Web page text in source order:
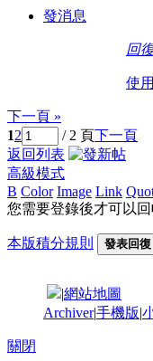
發消息
回
使
下一頁 »
12 / 2 頁下一頁
返回列表
高級模式
B Color Image Link
您需要登錄後才可以
本版積分規則 發表回復
|網站地圖
Archiver|手機版|
關閉